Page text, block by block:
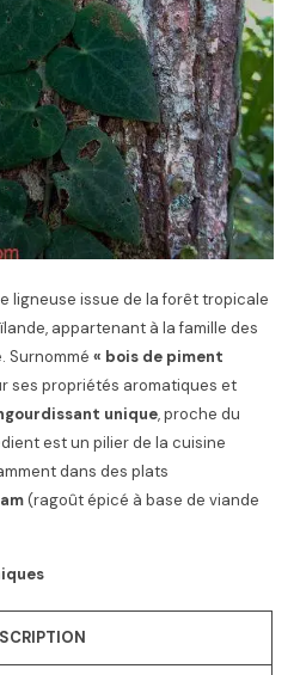
ligneuse issue de la forêt tropicale
appartenant à la famille des
Surnommé« bois de piment
ses propriétés aromatiques et
unique, proche du
est un pilier de la cuisine
dans des plats
(ragoût épicé à base de viande